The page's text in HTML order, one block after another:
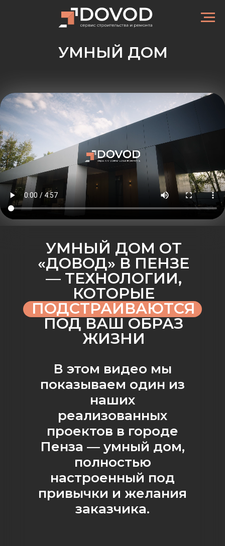
УМНЫЙ ДОМ
УМНЫЙ ДОМ
В этом видео мы
показываем один из
наших
реализованных
проектов в городе
Пенза — умный дом,
полностью
настроенный под
привычки и желания
заказчика.
УМНЫЙ ДОМ ОТ
«ДОВОД» В ПЕНЗЕ
— ТЕХНОЛОГИИ,
КОТОРЫЕ
ПОДСТРАИВАЮТСЯ
ПОД ВАШ ОБРАЗ
ЖИЗНИ